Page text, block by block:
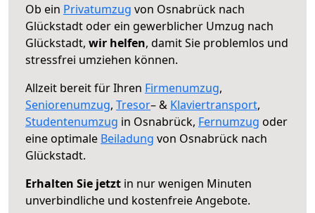
Ob ein Privatumzug von Osnabrück nach
Glückstadt oder ein gewerblicher Umzug nach
Glückstadt, wir helfen, damit Sie problemlos und
stressfrei umziehen können.
Allzeit bereit für Ihren Firmenumzug,
Seniorenumzug, Tresor– & Klaviertransport,
Studentenumzug in Osnabrück, Fernumzug oder
eine optimale Beiladung von Osnabrück nach
Glückstadt.
Erhalten Sie jetzt in nur wenigen Minuten
unverbindliche und kostenfreie Angebote.